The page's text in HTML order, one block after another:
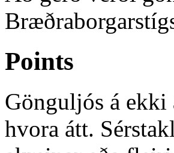
Points
Gönguljós á ekki
hvora átt.